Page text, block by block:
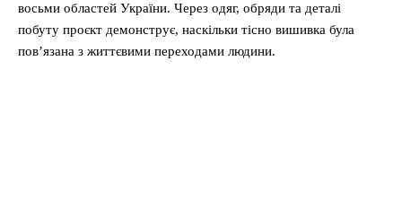
восьми областей України. Через одяг, обряди та деталі
побуту проєкт демонструє, наскільки тісно вишивка була
пов’язана з життєвими переходами людини.